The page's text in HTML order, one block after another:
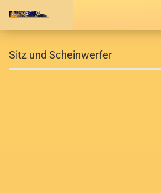
Sitz und Scheinwerfer